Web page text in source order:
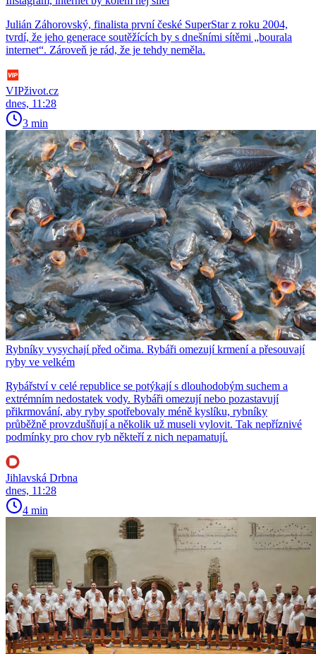
Julián Záhorovský, finalista první české SuperStar z roku 2004,
tvrdí, že jeho generace soutěžících by s dnešními sítěmi „bourala
internet“. Zároveň je rád, že je tehdy neměla.
VIPživot.cz
dnes, 11:28
3 min
Rybníky vysychají před očima. Rybáři omezují krmení a přesouvají
ryby ve velkém
Rybářství v celé republice se potýkají s dlouhodobým suchem a
extrémním nedostatek vody. Rybáři omezují nebo pozastavují
přikrmování, aby ryby spotřebovaly méně kyslíku, rybníky
průběžně provzdušňují a několik už museli vylovit. Tak nepříznivé
podmínky pro chov ryb někteří z nich nepamatují.
Jihlavská Drbna
dnes, 11:28
4 min